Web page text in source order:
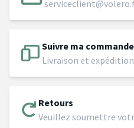
Suivre ma commande
Livraison et expédition
Retours
Veuillez soumettre